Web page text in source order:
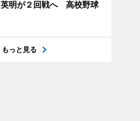
英明が２回戦へ 高校野球
もっと見る